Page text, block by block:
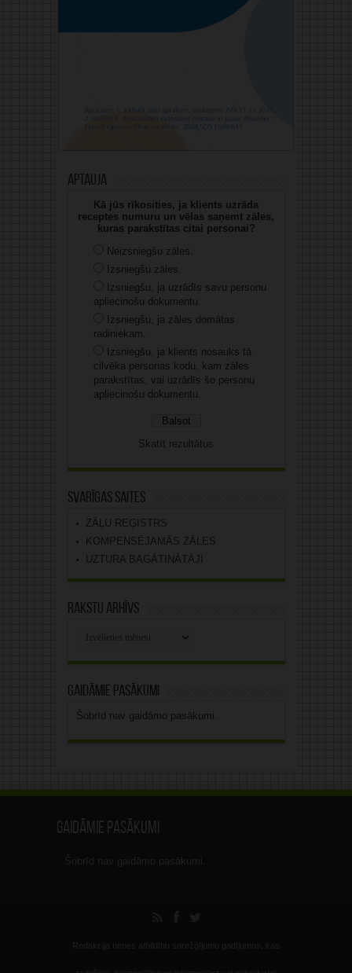
Aptauja
Kā jūs rīkosities, ja klients uzrāda
receptes numuru un vēlas saņemt zāles,
kuras parakstītas citai personai?
Neizsniegšu zāles.
Izsniegšu zāles.
Izsniegšu, ja uzrādīs savu personu
apliecinošu dokumentu.
Izsniegšu, ja zāles domātas
radiniekam.
Izsniegšu, ja klients nosauks tā
cilvēka personas kodu, kam zāles
parakstītas, vai uzrādīs šo personu
apliecinošu dokumentu.
Skatīt rezultātus
Svarīgas saites
ZĀĻU REĢISTRS
KOMPENSĒJAMĀS ZĀLES
UZTURA BAGĀTINĀTĀJI
Rakstu arhīvs
Gaidāmie pasākumi
Šobrīd nav gaidāmo pasākumi.
Gaidāmie pasākumi
Šobrīd nav gaidāmo pasākumi.
Redakcija nenes atbildību sarežģījumu gadījumos, kas